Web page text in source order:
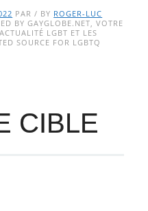
PAR / BY ROGER-LUC
BY GAYGLOBE.NET, VOTRE
LGBT ET LES
SOURCE FOR LGBTQ
CIBLE